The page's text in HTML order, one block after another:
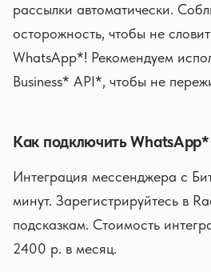
рассылки автоматически.
осторожность, чтобы не
WhatsApp*! Рекомендуем
Business* API*, чтобы не
Как подключить
Интеграция мессенджера с
минут. Зарегистрируйтесь в
подсказкам. Стоимость
2400 р. в месяц.